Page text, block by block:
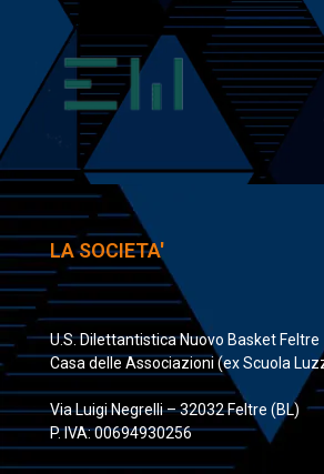
LA SOCIETA'
U.S. Dilettantistica Nuovo Basket Feltre
Casa delle Associazioni (ex Scuola
Via Luigi Negrelli – 32032 Feltre (BL)
P. IVA: 00694930256